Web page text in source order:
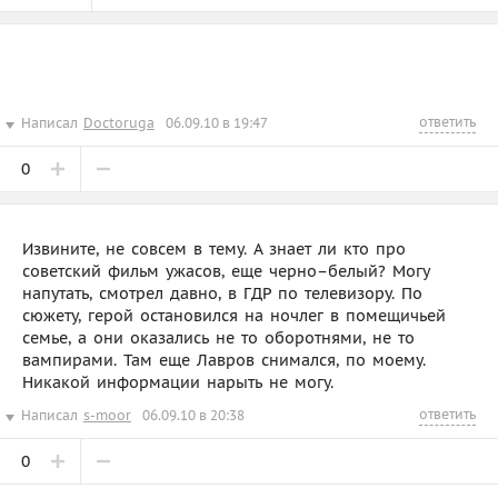
Написал Doctoruga 06.09.10 в 19:47 ответить
0
Извините, не совсем в тему. А знает ли кто про
советский фильм ужасов, еще черно–белый? Могу
напутать, смотрел давно, в ГДР по телевизору. По
сюжету, герой остановился на ночлег в помещичьей
семье, а они оказались не то оборотнями, не то
вампирами. Там еще Лавров снимался, по моему.
Никакой информации нарыть не могу.
Написал s-moor 06.09.10 в 20:38 ответить
0